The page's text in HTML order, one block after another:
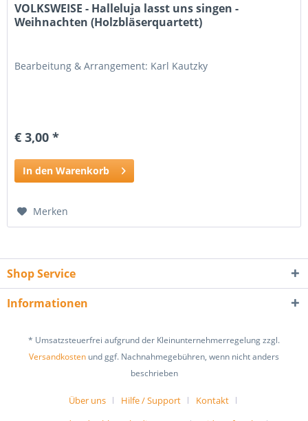
VOLKSWEISE - Halleluja lasst uns singen -
Weihnachten (Holzbläserquartett)
Bearbeitung & Arrangement: Karl Kautzky
€ 3,00 *
In den Warenkorb
Merken
Shop Service
Informationen
* Umsatzsteuerfrei aufgrund der Kleinunternehmerregelung zzgl.
Versandkosten und ggf. Nachnahmegebühren, wenn nicht anders
beschrieben
Über uns Hilfe / Support
Kontakt